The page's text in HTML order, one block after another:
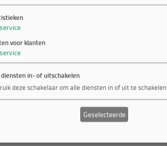
beheren, dan voorzien wij de
voorzien wij de website van een
CMS mogelijkheden:
service
voor klanten
service
in- of uitschakelen
deze schakelaar om alle diensten in of uit te schakelen.
Geselecteerde